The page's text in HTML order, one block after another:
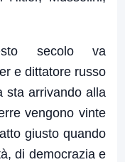
secolo va
e dittatore russo
sta arrivando alla
vengono vinte
giusto quando
di democrazia e